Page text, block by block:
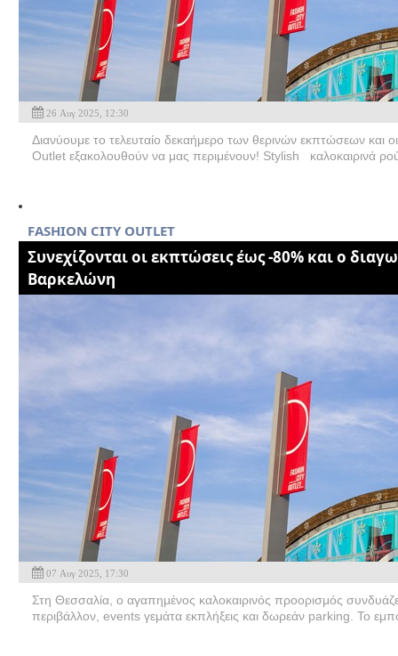
26 Αυγ 2025, 12:30
Διανύουμε το τελευταίο δεκαήμερο των θερινών εκπτώσεων και
Outlet εξακολουθούν να μας περιμένουν! Stylish καλοκαιρινά
FASHION CITY OUTLET
Συνεχίζονται οι εκπτώσεις έως -80% και ο
Βαρκελώνη
07 Αυγ 2025, 17:30
Στη Θεσσαλία, ο αγαπημένος καλοκαιρινός προορισμός
περιβάλλον, events γεμάτα εκπλήξεις και δωρεάν parking. Το